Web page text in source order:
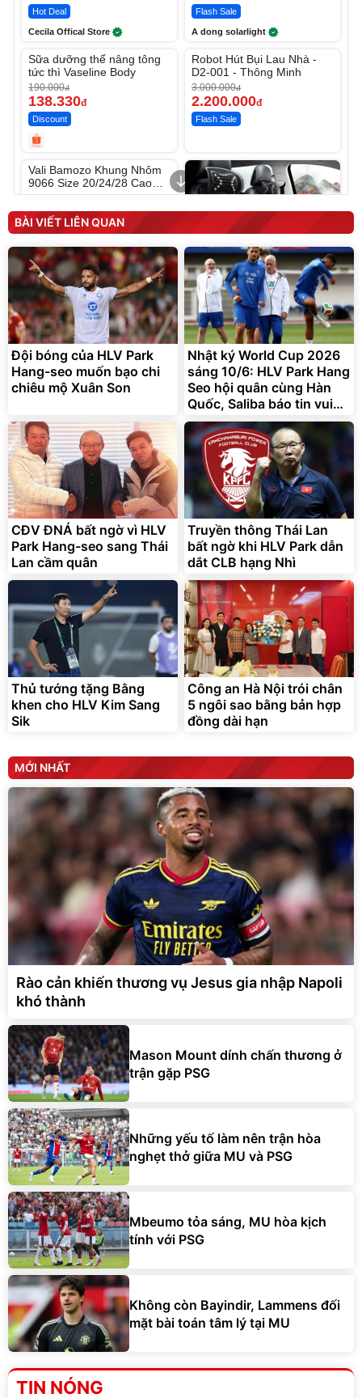
Hot Deal
Cecila Offical Store
Flash Sale
A dong solarlight
-27%
Sữa dưỡng thể nâng tông
tức thì Vaseline Body
190.000đ
138.330đ
Discount
-26%
Robot Hút Bụi Lau Nhà -
D2-001 - Thông Minh
3.000.000đ
2.200.000đ
Flash Sale
Vali Bamozo Khung Nhôm
9066 Size 20/24/28 Cao
Cấp
1.000.000
825.000đ
Flash Sale
Lót ghế ôtô, nâng lưng
chống nóng giúp thoải mái
trong di chuyển
295.000đ
Đã bán nhiều
BÀI VIẾT LIÊN QUAN
Đội bóng của HLV Park
Hang-seo muốn bạo chi
chiêu mộ Xuân Son
Nhật ký World Cup 2026
sáng 10/6: HLV Park Hang
Seo hội quân cùng Hàn
Quốc, Saliba báo tin vui
cho tuyển Pháp
CĐV ĐNÁ bất ngờ vì HLV
Park Hang-seo sang Thái
Lan cầm quân
Truyền thông Thái Lan
bất ngờ khi HLV Park dẫn
dắt CLB hạng Nhì
Thủ tướng tặng Bằng
khen cho HLV Kim Sang
Sik
Công an Hà Nội trói chân
5 ngôi sao bằng bản hợp
đồng dài hạn
MỚI NHẤT
Rào cản khiến thương vụ Jesus gia nhập Napoli
khó thành
Mason Mount dính chấn thương ở
trận gặp PSG
Những yếu tố làm nên trận hòa
nghẹt thở giữa MU và PSG
Mbeumo tỏa sáng, MU hòa kịch
tính với PSG
Không còn Bayindir, Lammens đối
mặt bài toán tâm lý tại MU
TIN NÓNG